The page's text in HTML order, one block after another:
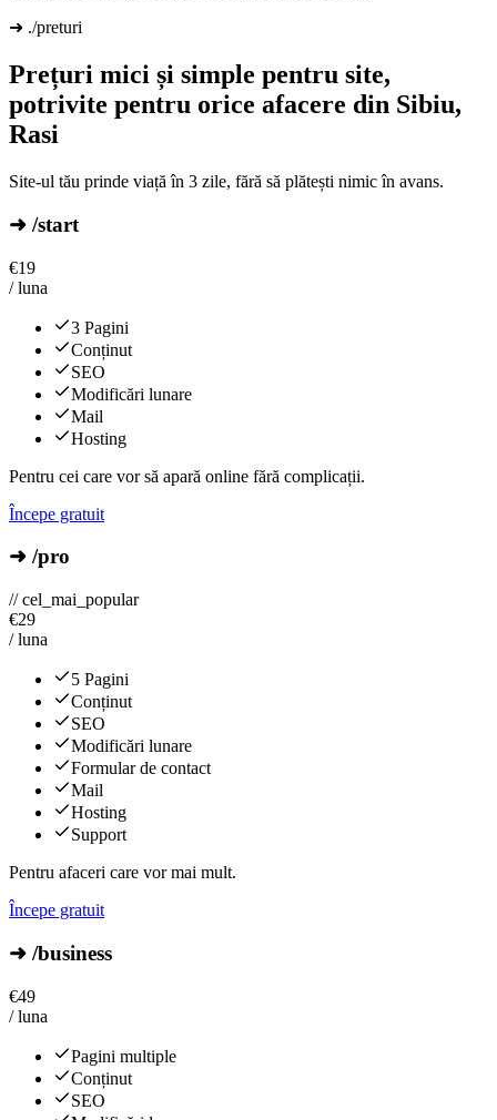
➜ ./preturi
Prețuri mici și simple pentru site,
potrivite pentru orice afacere din Sibiu,
Rasi
Site-ul tău prinde viață în 3 zile, fără să plătești nimic în avans.
➜ /start
€19
/ luna
3 Pagini
Conținut
SEO
Modificări lunare
Mail
Hosting
Pentru cei care vor să apară online fără complicații.
Începe gratuit
➜ /pro
// cel_mai_popular
€29
/ luna
5 Pagini
Conținut
SEO
Modificări lunare
Formular de contact
Mail
Hosting
Support
Pentru afaceri care vor mai mult.
Începe gratuit
➜ /business
€49
/ luna
Pagini multiple
Conținut
SEO